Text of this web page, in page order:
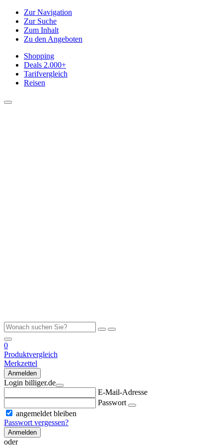
Zur Navigation
Zur Suche
Zum Inhalt
Zu den Angeboten
Shopping
Deals 2.000+
Tarifvergleich
Reisen
0
Produktvergleich
Merkzettel
Anmelden
Login billiger.de
E-Mail-Adresse
Passwort
angemeldet bleiben
Passwort vergessen?
Anmelden
oder